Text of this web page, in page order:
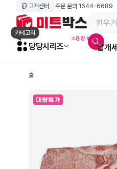
고객센터 주문 문의 1644-6689
메인 페이지 바로가기
카테고리
당당시리즈
소용량 kg육
낱개
홈
대량특가